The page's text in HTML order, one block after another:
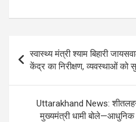
ce
o
o
k
se
n
g
er
at
s
A
p
p
navigation
स्वास्थ्य मंत्री श्याम बिहारी
केंद्र का निरीक्षण, व्यवस्थाओं को
Uttarakhand News:
मुख्यमंत्री धामी